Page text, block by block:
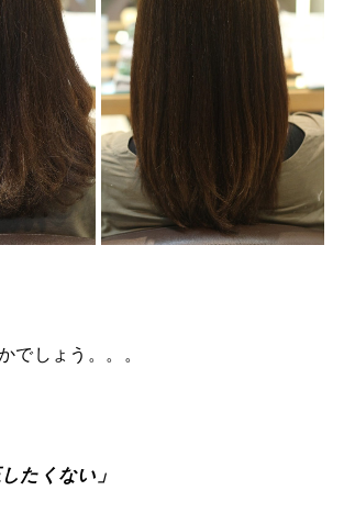
でしょう。。。
たくない」